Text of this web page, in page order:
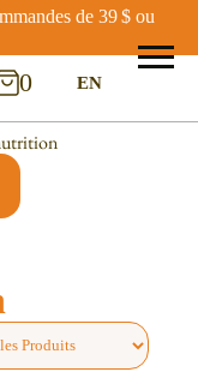
de 39 $ ou
0 EN